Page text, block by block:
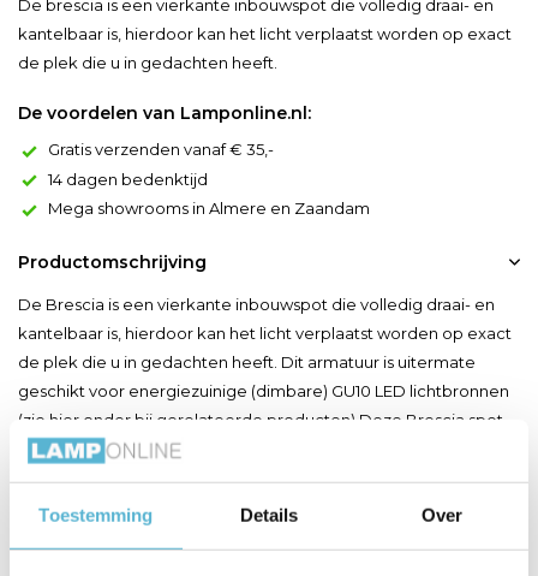
Toestemming Details Over
De brescia is een vierkante inbouwspot die volledig draai- en
kantelbaar is, hierdoor kan het licht verplaatst worden op exact
de plek die u in gedachten heeft.
De voordelen van Lamponline.nl:
Gratis verzenden vanaf € 35,-
14 dagen bedenktijd
Mega showrooms in Almere en Zaandam
Productomschrijving
De Brescia is een vierkante inbouwspot die volledig draai- en
kantelbaar is, hierdoor kan het licht verplaatst worden op exact
de plek die u in gedachten heeft. Dit armatuur is uitermate
geschikt voor energiezuinige (dimbare) GU10 LED lichtbronnen
(zie hier onder bij gerelateerde producten).Deze Brescia spot
wordt geleverd met een GU10 fitting en d...